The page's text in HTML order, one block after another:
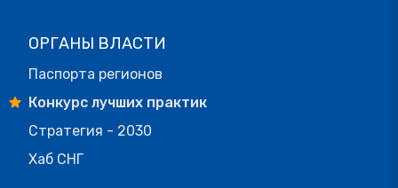
ОРГАНЫ ВЛАСТИ
Паспорта регионов
Конкурс лучших практик
Стратегия - 2030
Хаб СНГ